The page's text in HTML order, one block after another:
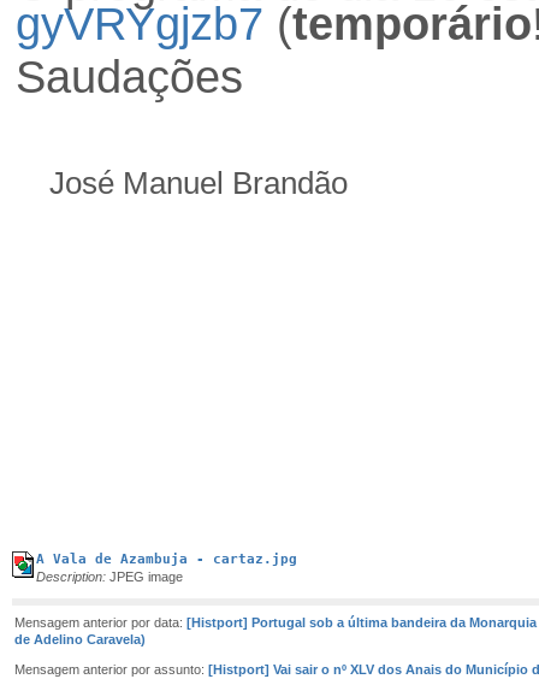
gyVRYgjzb7 (temporário
Saudações
José Manuel Brandão
A Vala de Azambuja - cartaz.jpg
Description: JPEG image
Mensagem anterior por data: [Histport] Portugal sob a última bandeira da
de Adelino Caravela)
Mensagem anterior por assunto: [Histport] Vai sair o nº XLV dos Anais do Município